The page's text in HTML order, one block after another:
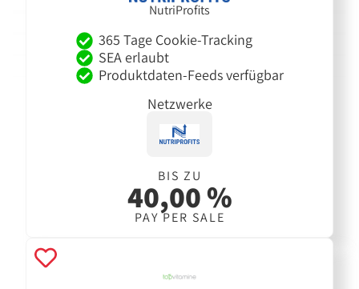
NutriProfits
365 Tage Cookie-Tracking
SEA erlaubt
Produktdaten-Feeds verfügbar
Netzwerke
BIS ZU
40,00 %
PAY PER SALE